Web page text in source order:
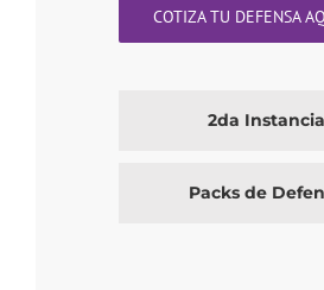
COTIZA TU DEFENSA
2da Instancia
Packs de